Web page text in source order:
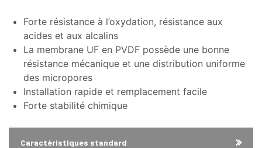
Forte résistance à l’oxydation, résistance aux
acides et aux alcalins
La membrane UF en PVDF possède une bonne
résistance mécanique et une distribution uniforme
des micropores
Installation rapide et remplacement facile
Forte stabilité chimique
Caractéristiques standard